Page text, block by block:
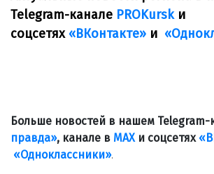
Telegram-канале PROKurskи
соцсетях «ВКонтакте» и
Больше новостей в нашем Telegram-
правда», канале в МАХи соцсетях
«Одноклассники».